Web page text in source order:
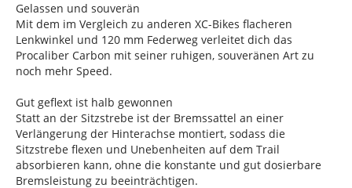
Gelassen und souverän
Mit dem im Vergleich zu anderen XC-Bikes flacheren
Lenkwinkel und 120 mm Federweg verleitet dich das
Procaliber Carbon mit seiner ruhigen, souveränen Art zu
noch mehr Speed.
Gut geflext ist halb gewonnen
Statt an der Sitzstrebe ist der Bremssattel an einer
Verlängerung der Hinterachse montiert, sodass die
Sitzstrebe flexen und Unebenheiten auf dem Trail
absorbieren kann, ohne die konstante und gut dosierbare
Bremsleistung zu beeinträchtigen.